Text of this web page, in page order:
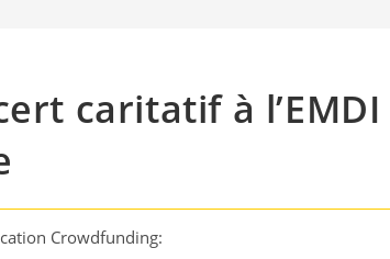
caritatif à
Crowdfunding: